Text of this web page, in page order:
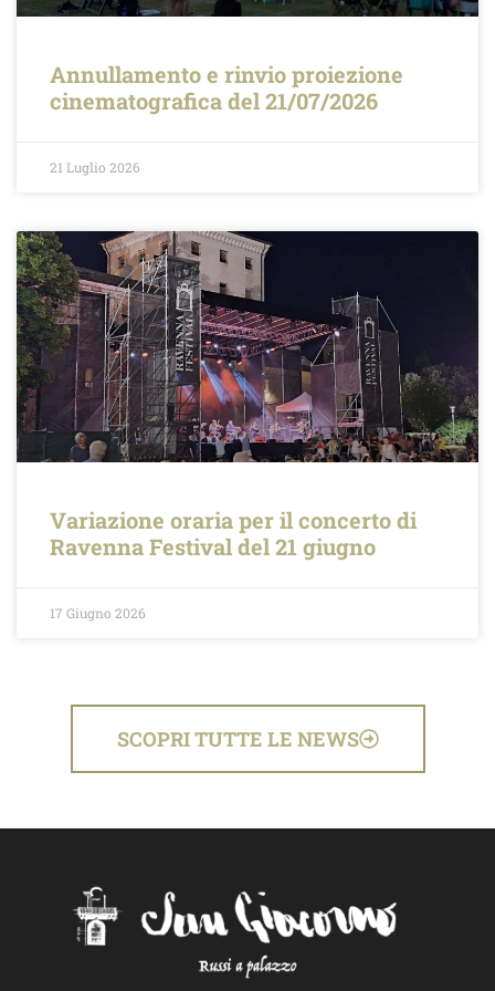
Annullamento e rinvio proiezione
cinematografica del 21/07/2026
21 Luglio 2026
Variazione oraria per il concerto di
Ravenna Festival del 21 giugno
17 Giugno 2026
SCOPRI TUTTE LE NEWS